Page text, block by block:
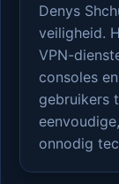
Denys
veiligheid.
VPN-
consoles
gebruikers
onnodig